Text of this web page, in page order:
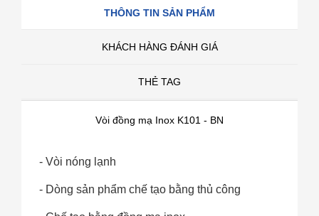
THÔNG TIN SẢN PHẨM
KHÁCH HÀNG ĐÁNH GIÁ
THẺ TAG
Vòi đồng mạ Inox K101 - BN
- Vòi nóng lạnh
- Dòng sản phẩm chế tạo bằng thủ công